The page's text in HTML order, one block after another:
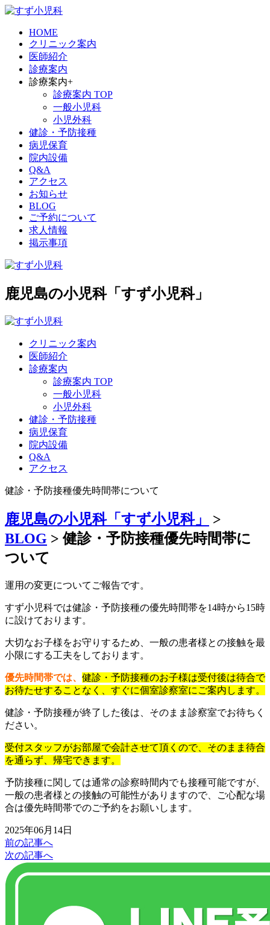
HOME
クリニック案内
医師紹介
診療案内
診療案内+
診療案内 TOP
一般小児科
小児外科
健診・予防接種
病児保育
院内設備
Q&A
アクセス
お知らせ
BLOG
ご予約について
求人情報
掲示事項
鹿児島の小児科「すず小児科」
クリニック案内
医師紹介
診療案内
診療案内 TOP
一般小児科
小児外科
健診・予防接種
病児保育
院内設備
Q&A
アクセス
健診・予防接種優先時間帯について
鹿児島の小児科「すず小児科」
>
BLOG >健診・予防接種優先時間帯に
ついて
運用の変更についてご報告です。
すず小児科では健診・予防接種の優先時間帯を14時から15時
に設けております。
大切なお子様をお守りするため、一般の患者様との接触を最
小限にする工夫をしております。
優先時間帯では、 健診・予防接種のお子様は受付後は待合で
お待たせすることなく、すぐに個室診察室にご案内します。
健診・予防接種が終了した後は、そのまま診察室でお待ちく
ださい。
受付スタッフがお部屋で会計させて頂くので、そのまま待合
を通らず、帰宅できます。
予防接種に関しては通常の診察時間内でも接種可能ですが、
一般の患者様との接触の可能性がありますので、ご心配な場
合は優先時間帯でのご予約をお願いします。
2025年06月14日
前の記事へ
次の記事へ